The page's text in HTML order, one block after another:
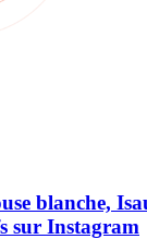
blanche,
sur Instagram